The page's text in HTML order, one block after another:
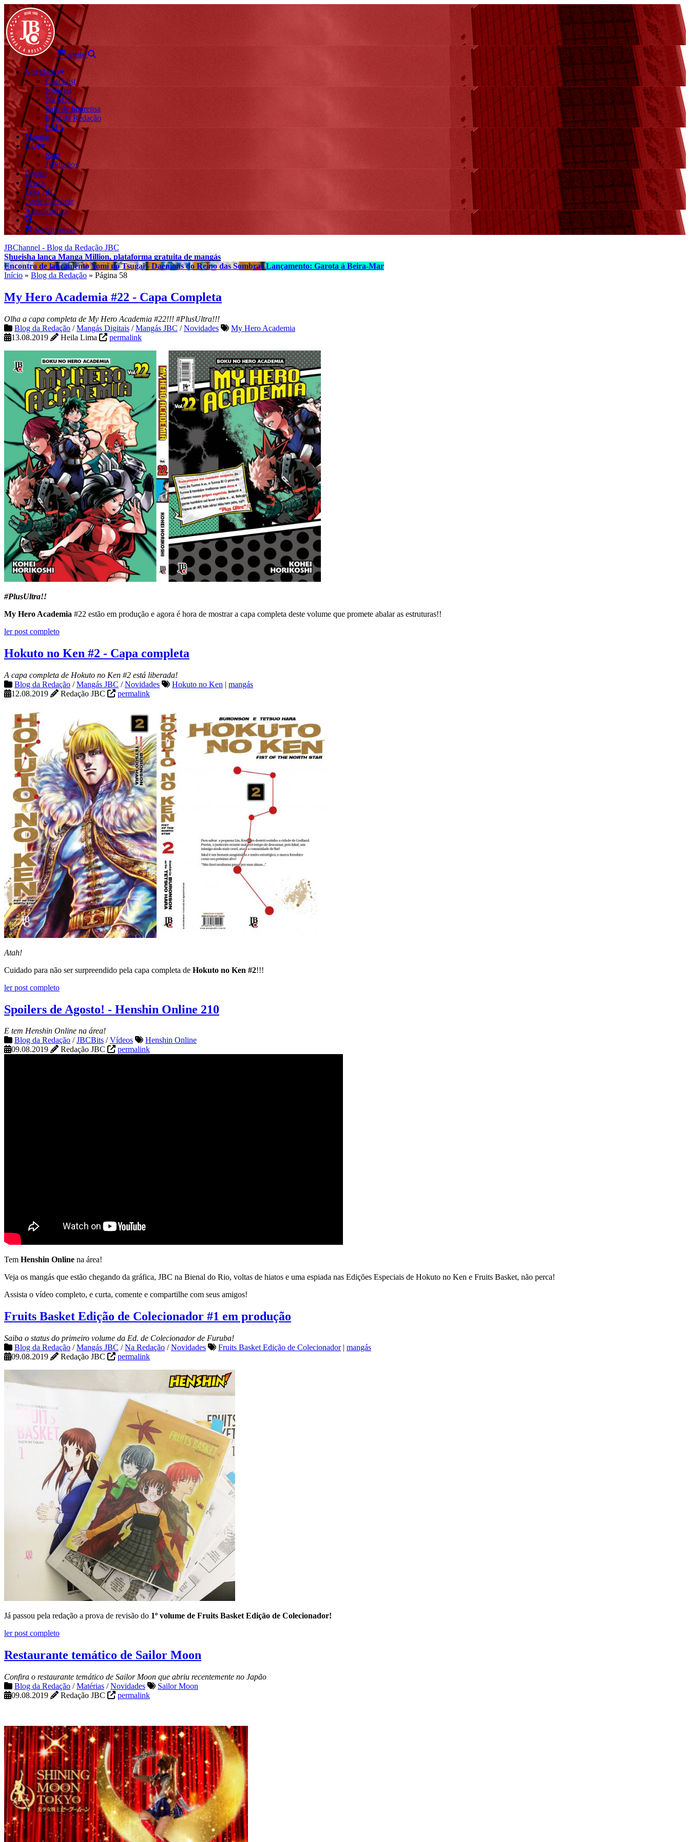
menu
Novidades
Checklist
Notícias
Na Mídia
Sala de Imprensa
Blog da Redação
BMA
Mangás
HQs
Start
JBStudios
Digital
Livros
Loja JBC
Onde Comprar
Atendimento
fechar menu
JBChannel - Blog da Redação JBC
Shueisha lança Manga Million, plataforma gratuita de mangás
Encontro de lançamento Yomi no Tsugai - Daemons do Reino das Sombras Lançamento: Garota à Beira-Mar
Início » Blog da Redação » Página 58
My Hero Academia #22 - Capa Completa
Olha a capa completa de My Hero Academia #22!!! #PlusUltra!!!
Blog da Redação /Mangás Digitais /Mangás JBC /Novidades
My Hero Academia
13.08.2019
Heila Lima permalink
#PlusUltra!!
My Hero Academia #22 estão em produção e agora é hora de mostrar a capa completa deste volume que promete abalar as estruturas!!
ler post completo
Hokuto no Ken #2 - Capa completa
A capa completa de Hokuto no Ken #2 está liberada!
Blog da Redação /Mangás JBC /Novidades Hokuto no Ken | mangás
12.08.2019
Redação JBC permalink
Atah!
Cuidado para não ser surpreendido pela capa completa de Hokuto no Ken #2!!!
ler post completo
Spoilers de Agosto! - Henshin Online 210
E tem Henshin Online na área!
Blog da Redação /JBCBits /Vídeos
Henshin Online
09.08.2019
Redação JBC permalink
Tem Henshin Online na área!
Veja os mangás que estão chegando da gráfica, JBC na Bienal do Rio, voltas de hiatos e uma espiada nas Edições Especiais de Hokuto no Ken e Fruits Basket, não perca!
Assista o vídeo completo, e curta, comente e compartilhe com seus amigos!
Fruits Basket Edição de Colecionador #1 em produção
Saiba o status do primeiro volume da Ed. de Colecionador de Furuba!
Blog da Redação /Mangás JBC /Na Redação /Novidades Fruits Basket Edição de Colecionador| mangás
09.08.2019
Redação JBC permalink
Já passou pela redação a prova de revisão do 1º volume de Fruits Basket Edição de Colecionador!
ler post completo
Restaurante temático de Sailor Moon
Confira o restaurante temático de Sailor Moon que abriu recentemente no Japão
Blog da Redação /Matérias /Novidades
Sailor Moon
09.08.2019
Redação JBC permalink